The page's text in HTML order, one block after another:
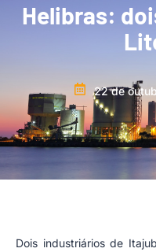
Helibras:
22 de
Dois industriários de